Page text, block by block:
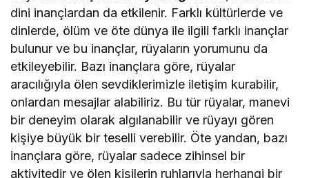
dini inançlardan da etkilenir. Farklı kültürlerde ve
dinlerde, ölüm ve öte dünya ile ilgili farklı inançlar
bulunur ve bu inançlar, rüyaların yorumunu da
etkileyebilir. Bazı inançlara göre, rüyalar
aracılığıyla ölen sevdiklerimizle iletişim kurabilir,
onlardan mesajlar alabiliriz. Bu tür rüyalar, manevi
bir deneyim olarak algılanabilir ve rüyayı gören
kişiye büyük bir teselli verebilir. Öte yandan, bazı
inançlara göre, rüyalar sadece zihinsel bir
aktivitedir ve ölen kişilerin ruhlarıyla herhangi bir